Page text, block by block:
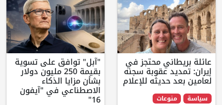
محتجز في
عقوبة سجنه
للإعلام
"آبل" توافق على تسوية
بقيمة 250 مليون دولار
بشأن مزايا الذكاء
الاصطناعي في "آيفون